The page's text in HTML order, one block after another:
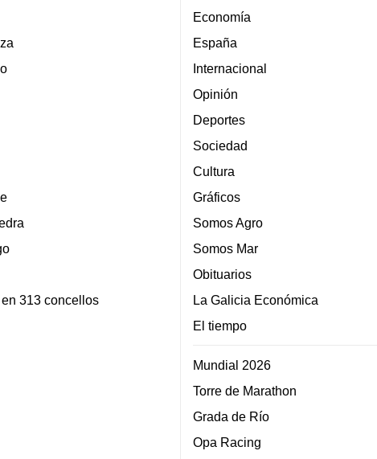
313 concellos
Economía
España
Internacional
Opinión
Deportes
Sociedad
Cultura
Gráficos
Somos Agro
Somos Mar
Obituarios
La Galicia Económica
El tiempo
Mundial 2026
Torre de Marathon
Grada de Río
Opa Racing